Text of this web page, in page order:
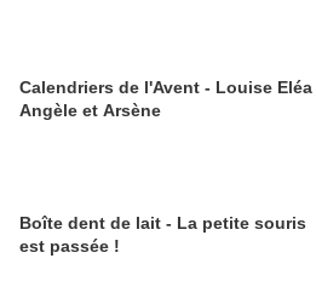
Calendriers de l'Avent - Louise Eléa
Angèle et Arsène
Boîte dent de lait - La petite souris
est passée !